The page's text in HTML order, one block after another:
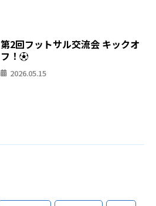
第2回フットサル交流会 キックオ
フ！⚽
2026.05.15